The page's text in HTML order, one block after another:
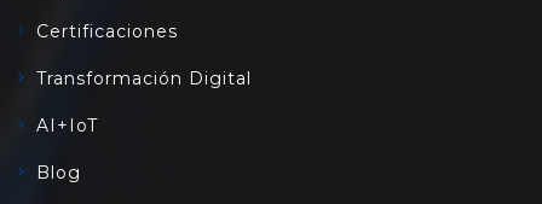
Certificaciones
Transformación Digital
AI+IoT
Blog